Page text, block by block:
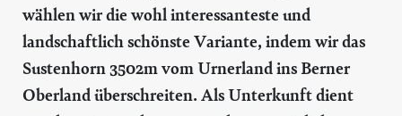
wählen wir die wohl interessanteste und
landschaftlich schönste Variante, indem wir das
Sustenhorn 3502mvom Urnerland ins Berner
Oberland überschreiten. Als Unterkunft dient